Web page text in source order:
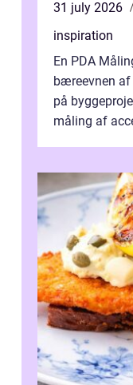
31 july 2026
inspiration
En PDA
bæreevnen
på
måling af